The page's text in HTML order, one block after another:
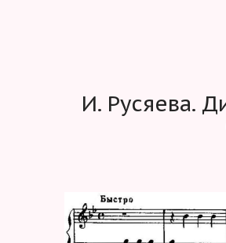
И. Русяева. Диктант № 462. «Волшебная